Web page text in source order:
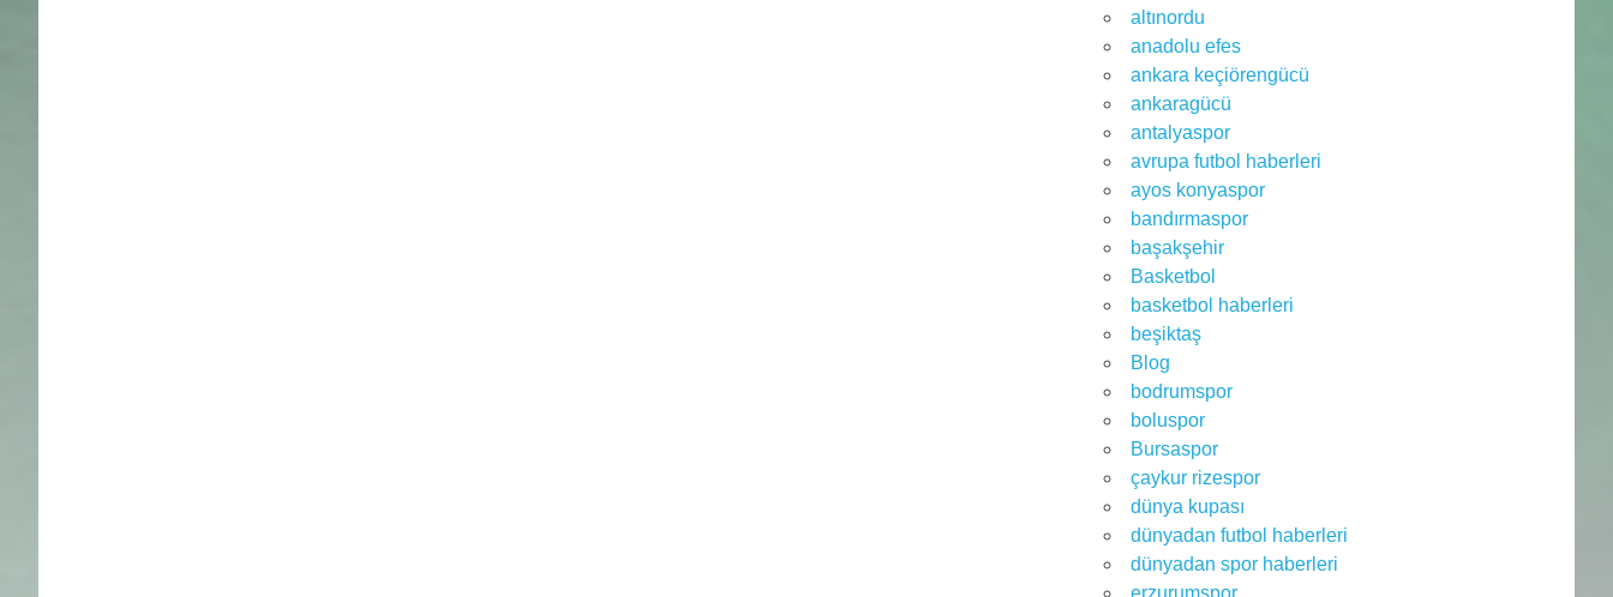
altınordu
anadolu efes
ankara keçiörengücü
ankaragücü
antalyaspor
avrupa futbol haberleri
ayos konyaspor
bandırmaspor
başakşehir
Basketbol
basketbol haberleri
beşiktaş
Blog
bodrumspor
boluspor
Bursaspor
çaykur rizespor
dünya kupası
dünyadan futbol haberleri
dünyadan spor haberleri
erzurumspor